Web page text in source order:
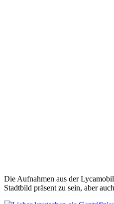
Die Aufnahmen aus der
Stadtbild präsent zu sein, aber